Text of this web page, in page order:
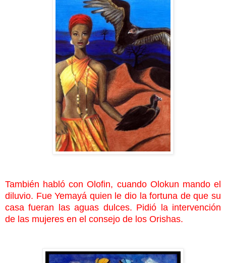
También habló con Olofin, cuando Olokun mando el
diluvio. Fue Yemayá quien le dio la fortuna de que su
casa fueran las aguas dulces. Pidió la intervención
de las mujeres en el consejo de los Orishas.